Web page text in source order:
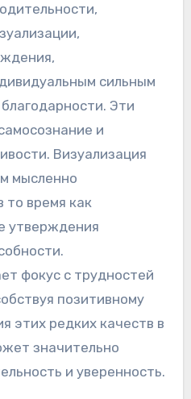
сильным
Эти
и
Визуализация
мысленно
то время как
утверждения
фокус с трудностей
позитивному
этих редких качеств в
значительно
и уверенность.